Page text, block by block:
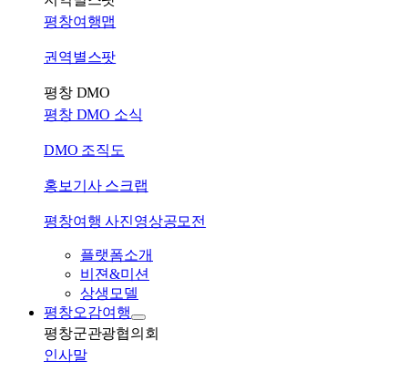
평창여행맵
권역별스팟
평창 DMO
평창 DMO 소식
DMO 조직도
홍보기사 스크랩
평창여행 사진영상공모전
플랫폼소개
비젼&미션
상생모델
평창오감여행
평창군관광협의회
인사말